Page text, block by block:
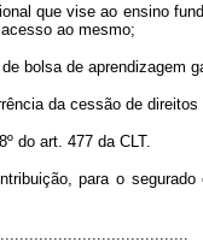
que vise ao ensino
ao mesmo;
bolsa de aprendizagem
da cessão de direitos
do art. 477 da CLT.
para o